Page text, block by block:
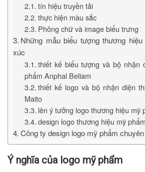
tín hiệu truyền tải
thực hiện màu sắc
Phông chữ và image biểu trưng
Những mẫu biểu tượng thương
xúc
thiết kế biểu tượng và bộ nhận
phẩm Anphal Beliam
thiết kế logo và bộ nhận diện
Maito
lên ý tưởng logo thương hiệu mỹ
design logo thương hiệu mỹ
Công ty design logo mỹ phẩm
Ý nghĩa của logo mỹ phẩm